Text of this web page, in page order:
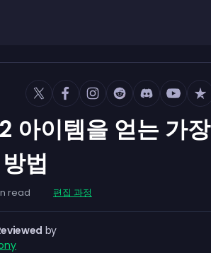
아이템을 얻는 가장
법
read 편집 과정
by